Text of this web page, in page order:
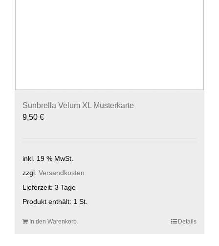
Sunbrella Velum XL Musterkarte
9,50 €
inkl. 19 % MwSt.
zzgl. Versandkosten
Lieferzeit: 3 Tage
Produkt enthält: 1 St.
In den Warenkorb Details